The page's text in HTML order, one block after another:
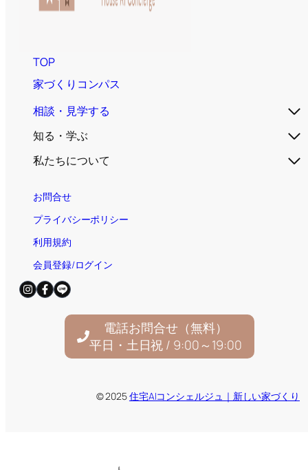
TOP
家づくりコンパス
相談・見学する
知る・学ぶ
私たちについて
お問合せ
プライバシーポリシー
利用規約
会員登録/ログイン
電話お問合せ（無料）
平日・土日祝 / 9:00～19:00
© 2025住宅AIコンシェルジュ｜新しい家づくり